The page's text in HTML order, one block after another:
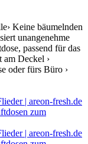
Keine bäumelnden
unangenehme
passend für das
am Deckel ›
oder fürs Büro ›